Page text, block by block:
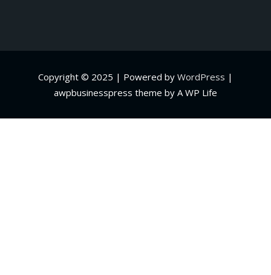
Copyright © 2025 | Powered by WordPress |
awpbusinesspress theme by A WP Life